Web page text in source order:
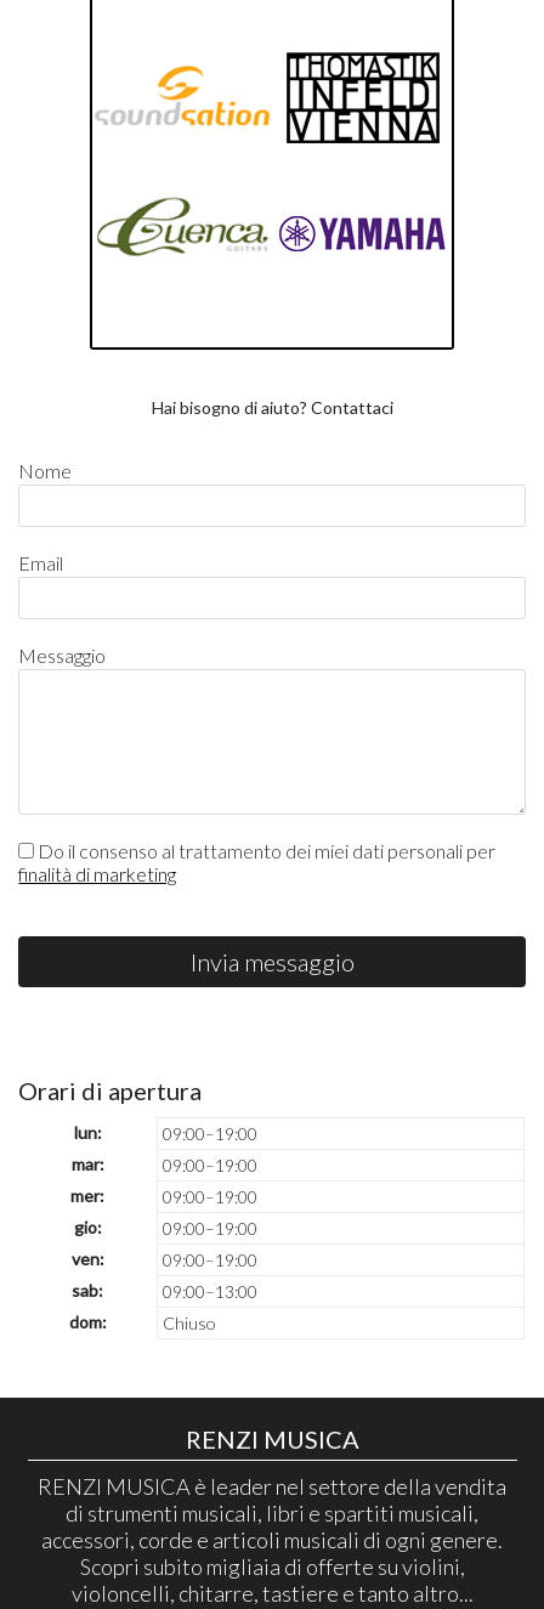
Hai bisogno di aiuto? Contattaci
Nome
Email
Messaggio
Do il consenso al trattamento dei miei dati personali per
finalità di marketing
Invia messaggio
Orari di apertura
lun:
09:00–19:00
mar:
09:00–19:00
mer:
09:00–19:00
gio:
09:00–19:00
ven:
09:00–19:00
sab:
09:00–13:00
dom:
Chiuso
RENZI MUSICA
RENZI MUSICA è leader nel settore della vendita
di strumenti musicali, libri e spartiti musicali,
accessori, corde e articoli musicali di ogni genere.
Scopri subito migliaia di offerte su violini,
violoncelli, chitarre, tastiere e tanto altro...